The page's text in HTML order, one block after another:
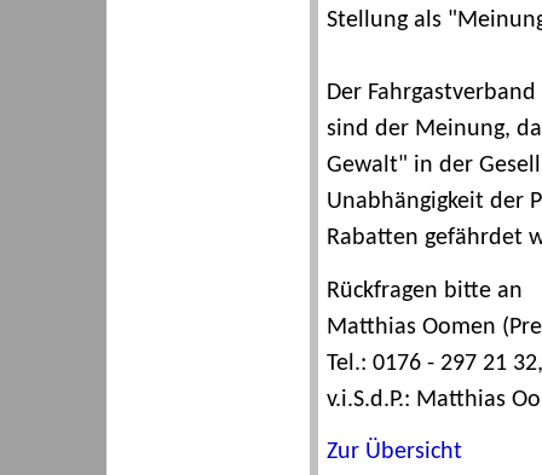
Stellung als
Der
sind der Meinung,
Gewalt" in der
Unabhängigkeit der
Rabatten gefährdet
Rückfragen bitte an
Matthias Oomen
Tel.: 0176 - 297 21
v.i.S.d.P.: Matthias
Zur Übersicht